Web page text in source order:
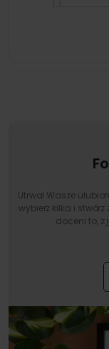
Utrwal Wasze
wybierz kilka i
doceni to, z